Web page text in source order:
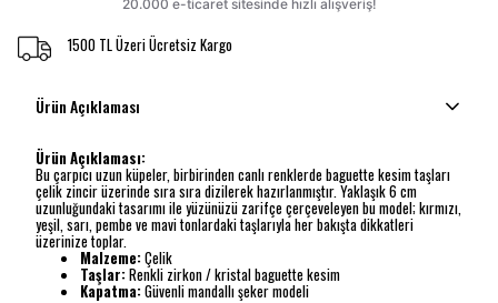
1500 TL Üzeri Ücretsiz Kargo
Ürün Açıklaması
Ürün Açıklaması:
Bu çarpıcı uzun küpeler, birbirinden canlı renklerde baguette kesim taşları
çelik zincir üzerinde sıra sıra dizilerek hazırlanmıştır. Yaklaşık 6 cm
uzunluğundaki tasarımı ile yüzünüzü zarifçe çerçeveleyen bu model; kırmızı,
yeşil, sarı, pembe ve mavi tonlardaki taşlarıyla her bakışta dikkatleri
üzerinize toplar.
Malzeme:Çelik
Taşlar:Renkli zirkon / kristal baguette kesim
Kapatma:Güvenli mandallı şeker modeli